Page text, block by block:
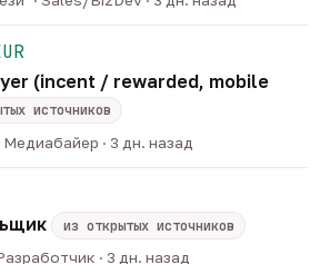
(incent / rewarded, mobile
источников
Медиабайер · 3 дн. назад
из открытых источников
· 3 дн. назад